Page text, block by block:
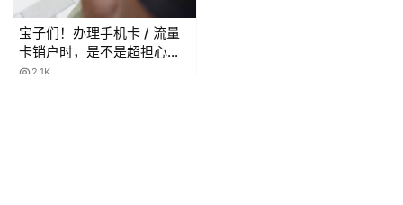
宝子们！办理手机卡 / 流量
卡销户时，是不是超担心当
月月租白扣？😫 今天整理了
2.1K